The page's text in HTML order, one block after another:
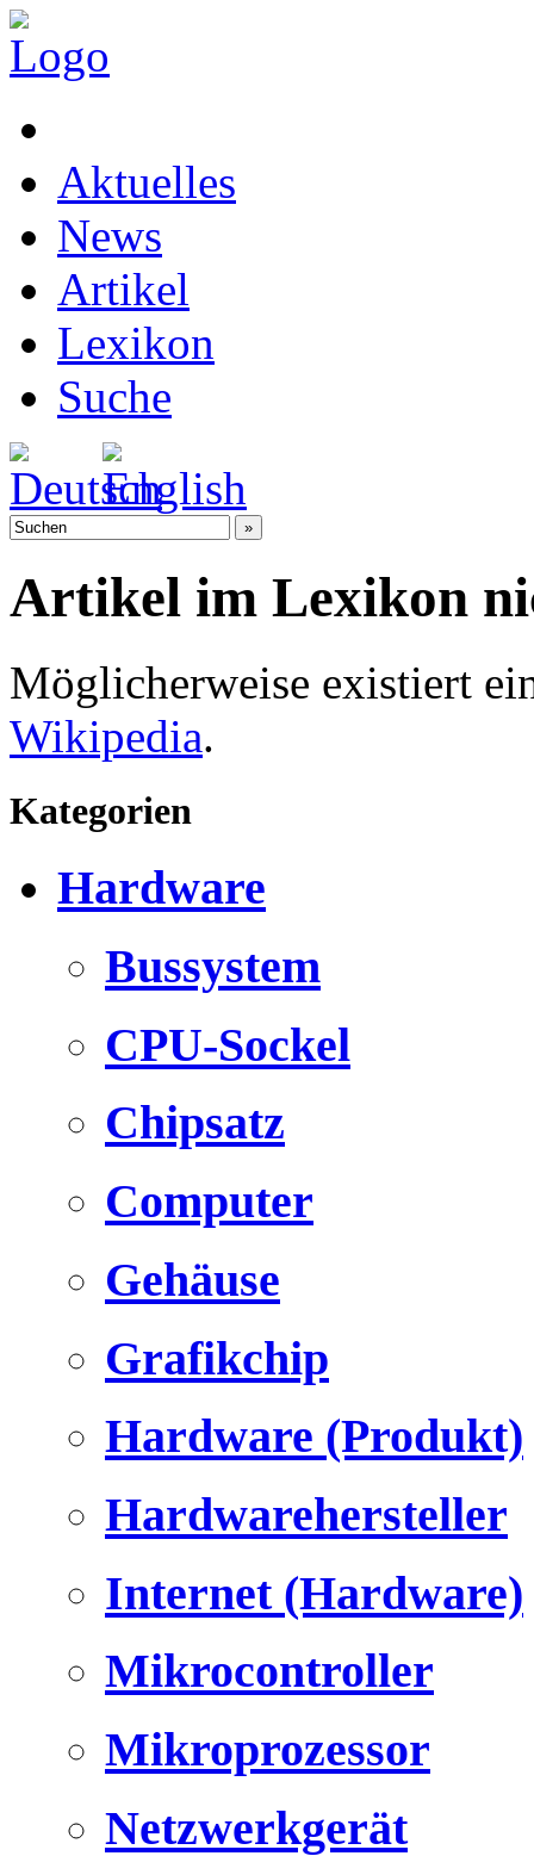
Aktuelles
News
Artikel
Lexikon
Suche
Artikel im Lexikon
Möglicherweise existiert
Wikipedia.
Kategorien
Hardware
Bussystem
CPU-Sockel
Chipsatz
Computer
Gehäuse
Grafikchip
Hardware (Produkt)
Hardwarehersteller
Internet (Hardware)
Mikrocontroller
Mikroprozessor
Netzwerkgerät